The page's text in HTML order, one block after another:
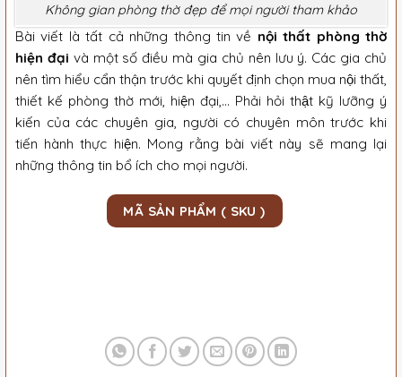
Không gian phòng thờ đẹp để mọi người tham khảo
Bài viết là tất cả những thông tin về nội thất phòng thờ
hiện đại và một số điều mà gia chủ nên lưu ý. Các gia chủ
nên tìm hiểu cẩn thận trước khi quyết định chọn mua nội thất,
thiết kế phòng thờ mới, hiện đại,… Phải hỏi thật kỹ lưỡng ý
kiến của các chuyên gia, người có chuyên môn trước khi
tiến hành thực hiện. Mong rằng bài viết này sẽ mang lại
những thông tin bổ ích cho mọi người.
MÃ SẢN PHẨM ( SKU )